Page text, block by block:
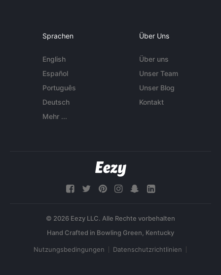
Sprachen
English
Español
Português
Deutsch
Mehr ...
Über Uns
Über uns
Unser Team
Unser Blog
Kontakt
© 2026 Eezy LLC. Alle Rechte vorbehalten
Nutzungsbedingungen Datenschutzrichtlinien